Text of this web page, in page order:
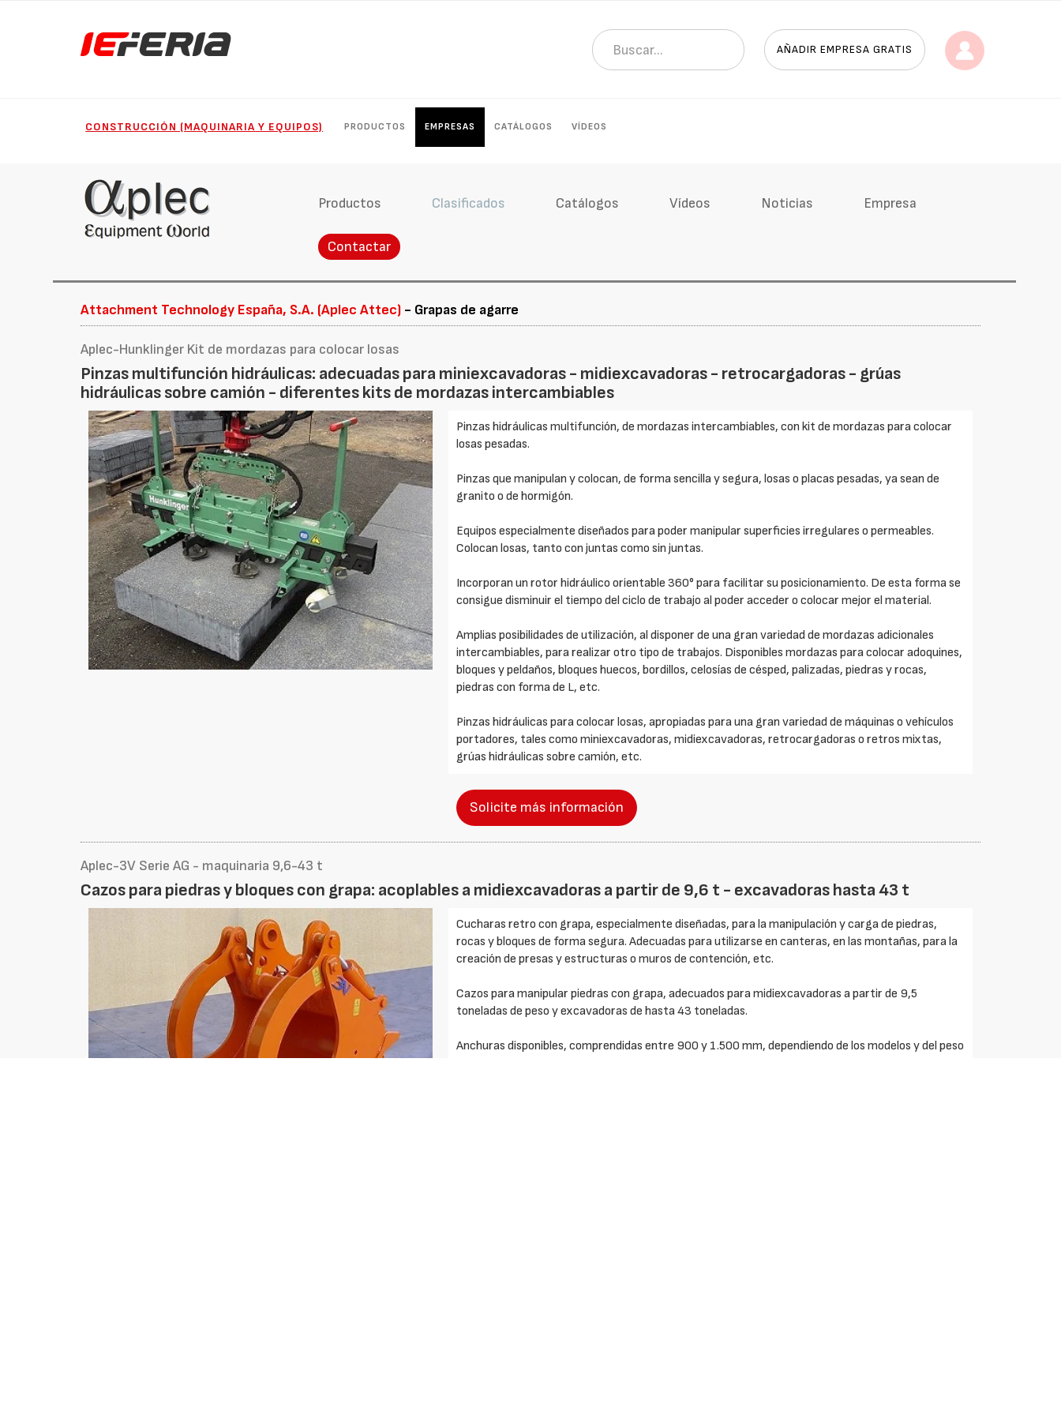
AÑADIR EMPRESA GRATIS
CONSTRUCCIÓN (MAQUINARIA Y EQUIPOS) PRODUCTOS EMPRESAS CATÁLOGOS VÍDEOS
Productos Clasificados Catálogos Vídeos Noticias Empresa
Contactar
Attachment Technology España, S.A. (Aplec Attec) - Grapas de agarre
Aplec-Hunklinger Kit de mordazas para colocar losas
Pinzas multifunción hidráulicas: adecuadas para miniexcavadoras - midiexcavadoras - retrocargadoras - grúas
hidráulicas sobre camión - diferentes kits de mordazas intercambiables
Pinzas hidráulicas multifunción, de mordazas intercambiables, con kit de mordazas para colocar
losas pesadas.
Pinzas que manipulan y colocan, de forma sencilla y segura, losas o placas pesadas, ya sean de
granito o de hormigón.
Equipos especialmente diseñados para poder manipular superficies irregulares o permeables.
Colocan losas, tanto con juntas como sin juntas.
Incorporan un rotor hidráulico orientable 360° para facilitar su posicionamiento. De esta forma se
consigue disminuir el tiempo del ciclo de trabajo al poder acceder o colocar mejor el material.
Amplias posibilidades de utilización, al disponer de una gran variedad de mordazas adicionales
intercambiables, para realizar otro tipo de trabajos. Disponibles mordazas para colocar adoquines,
bloques y peldaños, bloques huecos, bordillos, celosías de césped, palizadas, piedras y rocas,
piedras con forma de L, etc.
Pinzas hidráulicas para colocar losas, apropiadas para una gran variedad de máquinas o vehículos
portadores, tales como miniexcavadoras, midiexcavadoras, retrocargadoras o retros mixtas,
grúas hidráulicas sobre camión, etc.
Solicite más información
Aplec-3V Serie AG - maquinaria 9,6-43 t
Cazos para piedras y bloques con grapa: acoplables a midiexcavadoras a partir de 9,6 t - excavadoras hasta 43 t
Cucharas retro con grapa, especialmente diseñadas, para la manipulación y carga de piedras,
rocas y bloques de forma segura. Adecuadas para utilizarse en canteras, en las montañas, para la
creación de presas y estructuras o muros de contención, etc.
Cazos para manipular piedras con grapa, adecuados para midiexcavadoras a partir de 9,5
toneladas de peso y excavadoras de hasta 43 toneladas.
Anchuras disponibles, comprendidas entre 900 y 1.500 mm, dependiendo de los modelos y del peso